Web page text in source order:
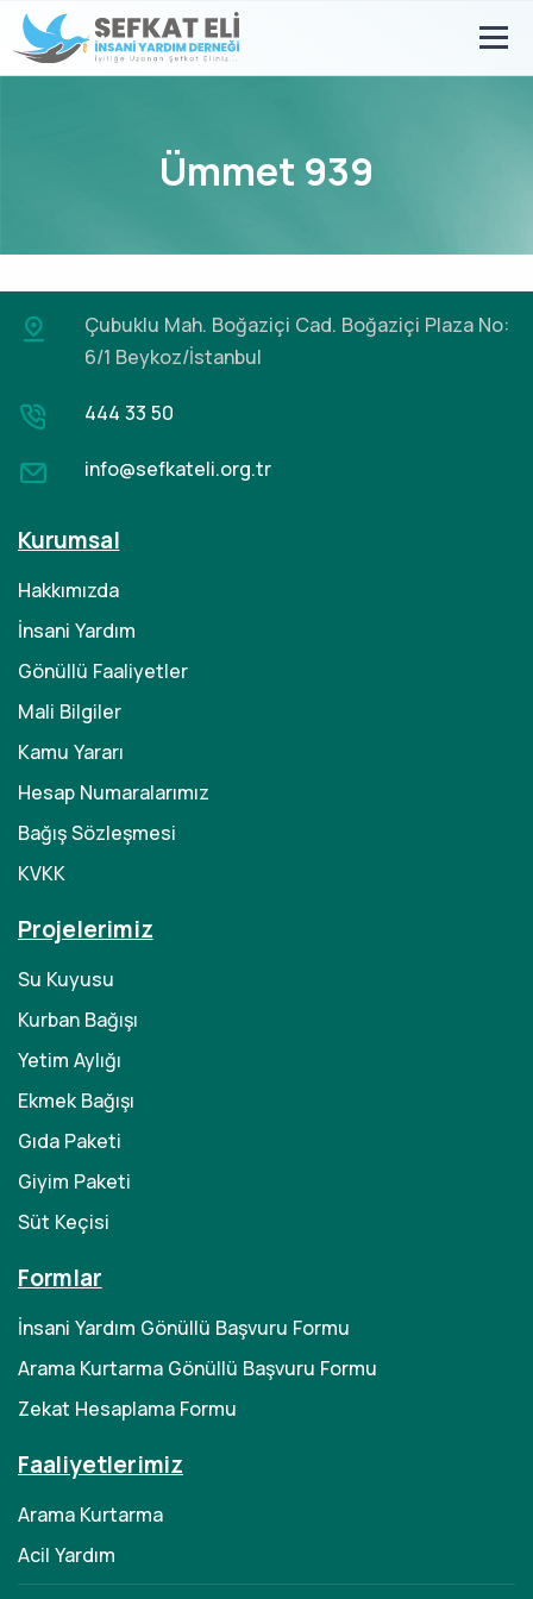
Ümmet 939
Çubuklu Mah. Boğaziçi Cad. Boğaziçi Plaza No:
6/1 Beykoz/İstanbul
444 33 50
info@sefkateli.org.tr
Kurumsal
Hakkımızda
İnsani Yardım
Gönüllü Faaliyetler
Mali Bilgiler
Kamu Yararı
Hesap Numaralarımız
Bağış Sözleşmesi
KVKK
Projelerimiz
Su Kuyusu
Kurban Bağışı
Yetim Aylığı
Ekmek Bağışı
Gıda Paketi
Giyim Paketi
Süt Keçisi
Formlar
İnsani Yardım Gönüllü Başvuru Formu
Arama Kurtarma Gönüllü Başvuru Formu
Zekat Hesaplama Formu
Faaliyetlerimiz
Arama Kurtarma
Acil Yardım